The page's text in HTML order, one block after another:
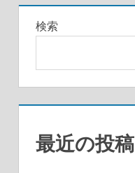
検索
最近の投稿